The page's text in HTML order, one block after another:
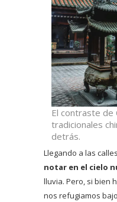
El contraste de
tradicionales
detrás.
Llegando a las
notar en el cielo
lluvia. Pero, si bien
nos refugiamos